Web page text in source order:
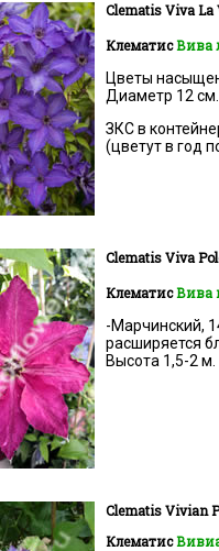
ClematisViva La
КлематисВива
Цветы
Диаметр 12 см.
ЗКС в
(цветут в год
Clematis Viva
КлематисВива
-Марчинский,
расширяется
Высота 1,5-2 м.
ClematisVivian
Клематис